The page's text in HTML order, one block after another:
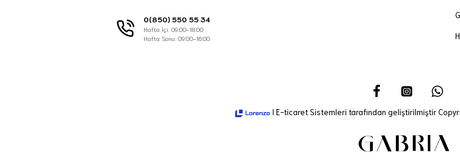
0(850) 550 55 34
Hafta İçi: 09:00-18:00
Hafta Sonu: 09:00-16:00
I E-ticaret Sistemleri tarafından geliştirilmiştir